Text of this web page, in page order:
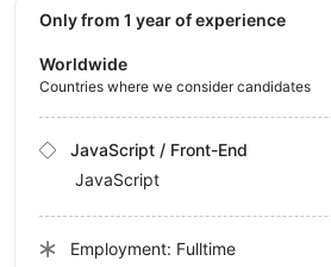
Only from 1 year of experience
Worldwide
Countries where we consider candidates
JavaScript / Front-End
JavaScript
Employment: Fulltime